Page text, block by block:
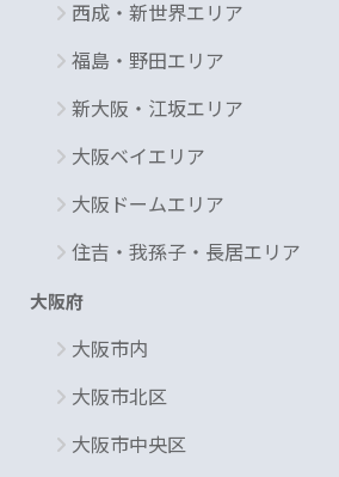
西成・新世界エリア
福島・野田エリア
新大阪・江坂エリア
大阪ベイエリア
大阪ドームエリア
住吉・我孫子・長居エリア
大阪府
大阪市内
大阪市北区
大阪市中央区